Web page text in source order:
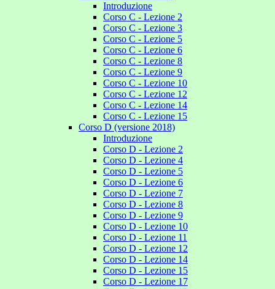
Introduzione
Corso C - Lezione 2
Corso C - Lezione 3
Corso C - Lezione 5
Corso C - Lezione 6
Corso C - Lezione 8
Corso C - Lezione 9
Corso C - Lezione 10
Corso C - Lezione 12
Corso C - Lezione 14
Corso C - Lezione 15
Corso D (versione 2018)
Introduzione
Corso D - Lezione 2
Corso D - Lezione 4
Corso D - Lezione 5
Corso D - Lezione 6
Corso D - Lezione 7
Corso D - Lezione 8
Corso D - Lezione 9
Corso D - Lezione 10
Corso D - Lezione 11
Corso D - Lezione 12
Corso D - Lezione 14
Corso D - Lezione 15
Corso D - Lezione 17